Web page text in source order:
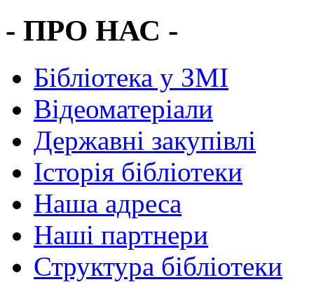
- ПРО НАС -
Бібліотека у ЗМІ
Відеоматеріали
Державні закупівлі
Історія бібліотеки
Наша адреса
Наші партнери
Структура бібліотеки